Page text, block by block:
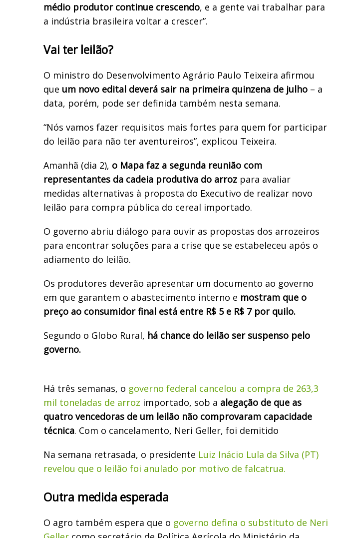
médio produtor continue crescendo, e a gente vai trabalhar para
a indústria brasileira voltar a crescer”.
Vai ter leilão?
O ministro do Desenvolvimento Agrário Paulo Teixeira afirmou
que um novo edital deverá sair na primeira quinzena de julho – a
data, porém, pode ser definida também nesta semana.
“Nós vamos fazer requisitos mais fortes para quem for participar
do leilão para não ter aventureiros”, explicou Teixeira.
Amanhã (dia 2), o Mapa faz a segunda reunião com
representantes da cadeia produtiva do arroz para avaliar
medidas alternativas à proposta do Executivo de realizar novo
leilão para compra pública do cereal importado.
O governo abriu diálogo para ouvir as propostas dos arrozeiros
para encontrar soluções para a crise que se estabeleceu após o
adiamento do leilão.
Os produtores deverão apresentar um documento ao governo
em que garantem o abastecimento interno e mostram que o
preço ao consumidor final está entre R$ 5 e R$ 7 por quilo.
Segundo o Globo Rural, há chance do leilão ser suspenso pelo
governo.
Há três semanas, o governo federal cancelou a compra de 263,3
mil toneladas de arroz importado, sob a alegação de que as
quatro vencedoras de um leilão não comprovaram capacidade
técnica. Com o cancelamento, Neri Geller, foi demitido
Na semana retrasada, o presidente Luiz Inácio Lula da Silva (PT)
revelou que o leilão foi anulado por motivo de falcatrua.
Outra medida esperada
O agro também espera que o governo defina o substituto de Neri